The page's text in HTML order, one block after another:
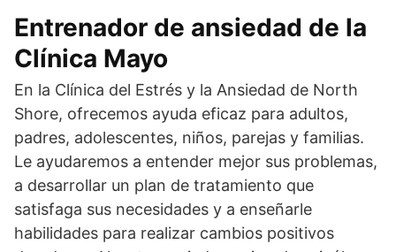
Entrenador de ansiedad de la
Clínica Mayo
En la Clínica del Estrés y la Ansiedad de North
Shore, ofrecemos ayuda eficaz para adultos,
padres, adolescentes, niños, parejas y familias.
Le ayudaremos a entender mejor sus problemas,
a desarrollar un plan de tratamiento que
satisfaga sus necesidades y a enseñarle
habilidades para realizar cambios positivos